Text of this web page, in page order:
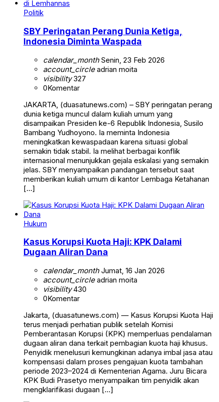
Politik
SBY Peringatan Perang Dunia Ketiga,
Indonesia Diminta Waspada
calendar_monthSenin, 23 Feb 2026
account_circleadrian moita
visibility327
0Komentar
JAKARTA, (duasatunews.com) – SBY peringatan perang
dunia ketiga muncul dalam kuliah umum yang
disampaikan Presiden ke-6 Republik Indonesia, Susilo
Bambang Yudhoyono. Ia meminta Indonesia
meningkatkan kewaspadaan karena situasi global
semakin tidak stabil. Ia melihat berbagai konflik
internasional menunjukkan gejala eskalasi yang semakin
jelas. SBY menyampaikan pandangan tersebut saat
memberikan kuliah umum di kantor Lembaga Ketahanan
[…]
Hukum
Kasus Korupsi Kuota Haji: KPK Dalami
Dugaan Aliran Dana
calendar_monthJumat, 16 Jan 2026
account_circleadrian moita
visibility430
0Komentar
Jakarta, (duasatunews.com) — Kasus Korupsi Kuota Haji
terus menjadi perhatian publik setelah Komisi
Pemberantasan Korupsi (KPK) memperluas pendalaman
dugaan aliran dana terkait pembagian kuota haji khusus.
Penyidik menelusuri kemungkinan adanya imbal jasa atau
kompensasi dalam proses pengajuan kuota tambahan
periode 2023–2024 di Kementerian Agama. Juru Bicara
KPK Budi Prasetyo menyampaikan tim penyidik akan
mengklarifikasi dugaan […]